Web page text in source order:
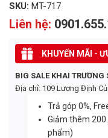
SKU: MT-717
Liên hệ:
KHUYẾN MÃI -
BIG SALE KHAI
Địa chỉ: 109 Lương Định
Trả góp 0%,
Giảm thêm
phẩm)